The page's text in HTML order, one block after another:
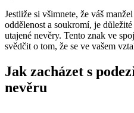
Jestliže si všimnete, že váš
oddělenost a soukromí, je
utajené nevěry. Tento znak ve
svědčit o tom, že se ve vašem
Jak zacházet s
nevěru